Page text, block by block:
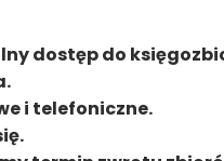
dostęp do
i telefoniczne.